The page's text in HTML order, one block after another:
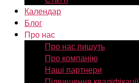
Календар
Блог
Про нас
Про нас пишуть
Про компанію
Наші партнери